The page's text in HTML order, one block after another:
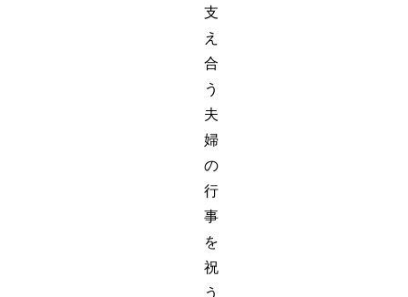
支
え
合
う
夫
婦
の
行
事
を
祝
う